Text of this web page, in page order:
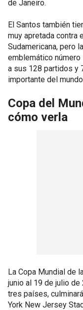
de Janeiro.
El Santos también
muy apretada contra
Sudamericana, pero
emblemático
a sus 128 partidos y
importante del
Copa del
cómo verla
La Copa Mundial de
junio al 19 de julio
tres países,
York New Jersey